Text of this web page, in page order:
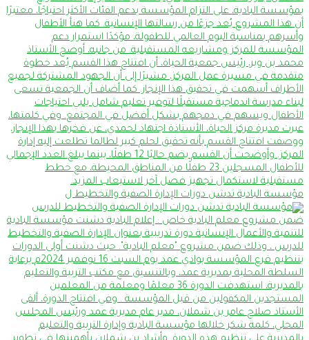
مؤسسة البادية تدشن دورات الإدارة الصفية والتخطيط ل